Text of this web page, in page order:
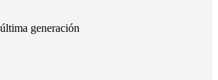
generación